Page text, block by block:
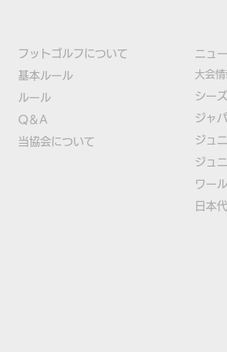
FIFGユースフットゴルフワ
ールドカップ2026日本代表
フットゴルフについて
基本ルール
ルール
Q＆A
​当協会について
ニュ
大会
シー
ジャ
ジュ
ジュ
ワー
日本